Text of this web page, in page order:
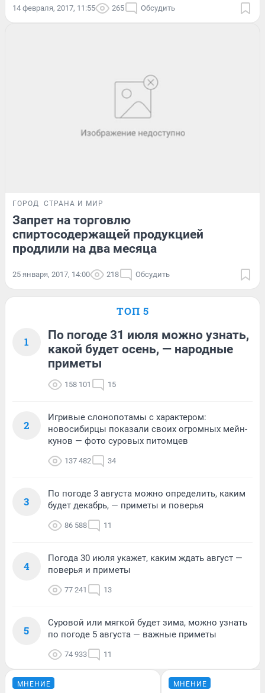
14 февраля, 2017, 11:55 265 Обсудить
ГОРОД СТРАНА И МИР
Запрет на торговлю
спиртосодержащей продукцией
продлили на два месяца
25 января, 2017, 14:00 218 Обсудить
ТОП 5
1
По погоде 31 июля можно узнать,
какой будет осень, — народные
приметы
158 101 15
2
Игривые слонопотамы с характером:
новосибирцы показали своих огромных мейн-
кунов — фото суровых питомцев
137 482 34
3
По погоде 3 августа можно определить, каким
будет декабрь, — приметы и поверья
86 588 11
4
Погода 30 июля укажет, каким ждать август —
поверья и приметы
77 241 13
5
Суровой или мягкой будет зима, можно узнать
по погоде 5 августа — важные приметы
74 933 11
МНЕНИЕ МНЕНИЕ